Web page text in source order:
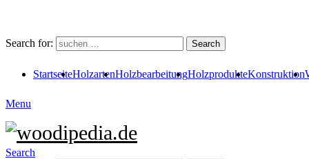
Search for: Search
StartseiteHolzartenHolzbearbeitungHolzprodukteKonstruktion
Menu
Search